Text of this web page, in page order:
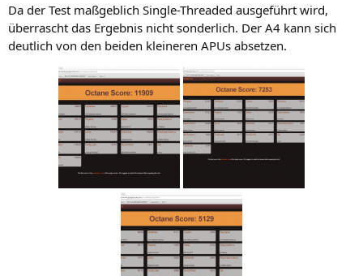
Da der Test maß­geb­lich Sin­gle-Threa­ded aus­ge­führt wird,
über­rascht das Ergeb­nis nicht son­der­lich. Der A4 kann sich
deut­lich von den bei­den klei­ne­ren APUs absetzen.